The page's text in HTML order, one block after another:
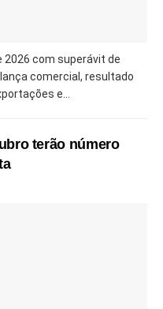
2026 com superávit de
comercial, resultado
e...
terão número